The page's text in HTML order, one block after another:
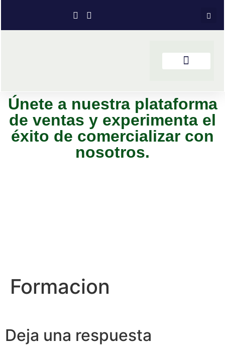
Únete a nuestra plataforma
de ventas y experimenta el
éxito de comercializar con
nosotros.
Formacion
Deja una respuesta